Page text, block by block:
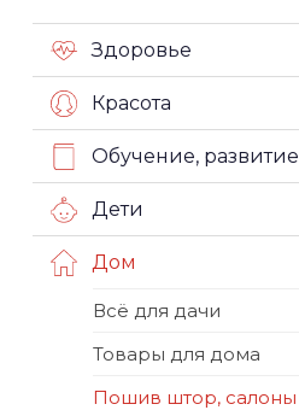
Здоровье
Красота
Обучение, развитие
Дети
Дом
Всё для дачи
Товары для дома
Пошив штор, салоны